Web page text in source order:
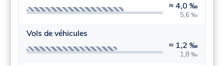
≈4,0 ‰
5,6 ‰
Vols de véhicules
≈ 1,2 ‰
1,8 ‰